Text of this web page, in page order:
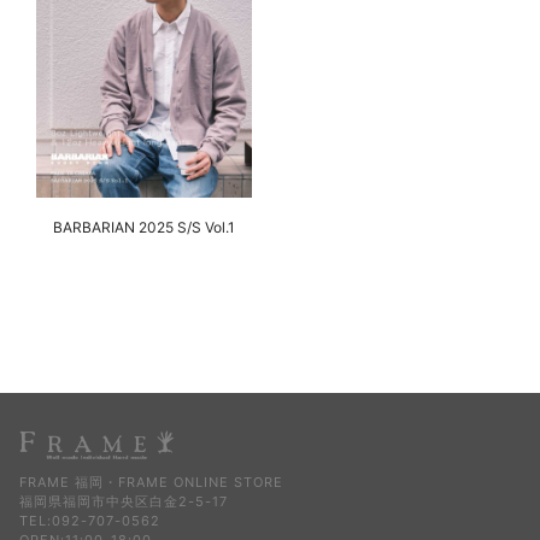
BARBARIAN 2025 S/S Vol.1
FRAME 福岡・FRAME ONLINE STORE
福岡県福岡市中央区白金2-5-17
TEL:092-707-0562